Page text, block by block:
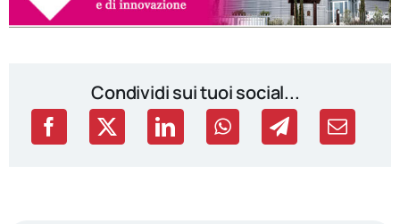
Condividi sui tuoi social...